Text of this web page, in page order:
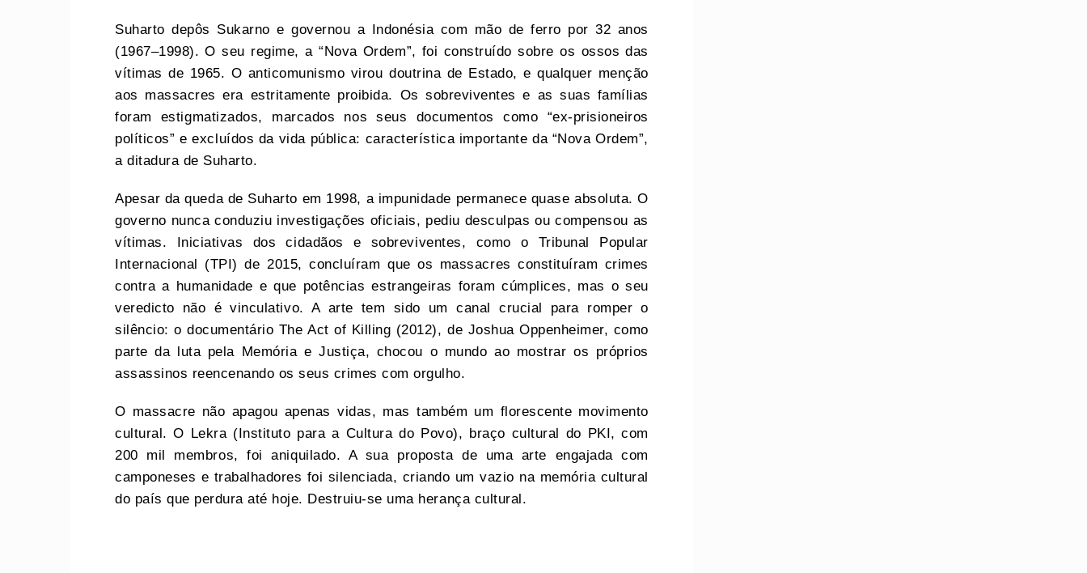
Suharto depôs Sukarno e governou a Indonésia com mão de ferro por 32 anos
(1967–1998). O seu regime, a “Nova Ordem”, foi construído sobre os ossos das
vítimas de 1965. O anticomunismo virou doutrina de Estado, e qualquer menção
aos massacres era estritamente proibida. Os sobreviventes e as suas famílias
foram estigmatizados, marcados nos seus documentos como “ex-prisioneiros
políticos” e excluídos da vida pública: característica importante da “Nova Ordem”,
a ditadura de Suharto.
Apesar da queda de Suharto em 1998, a impunidade permanece quase absoluta. O
governo nunca conduziu investigações oficiais, pediu desculpas ou compensou as
vítimas. Iniciativas dos cidadãos e sobreviventes, como o Tribunal Popular
Internacional (TPI) de 2015, concluíram que os massacres constituíram crimes
contra a humanidade e que potências estrangeiras foram cúmplices, mas o seu
veredicto não é vinculativo. A arte tem sido um canal crucial para romper o
silêncio: o documentário The Act of Killing (2012), de Joshua Oppenheimer, como
parte da luta pela Memória e Justiça, chocou o mundo ao mostrar os próprios
assassinos reencenando os seus crimes com orgulho.
O massacre não apagou apenas vidas, mas também um florescente movimento
cultural. O Lekra (Instituto para a Cultura do Povo), braço cultural do PKI, com
200 mil membros, foi aniquilado. A sua proposta de uma arte engajada com
camponeses e trabalhadores foi silenciada, criando um vazio na memória cultural
do país que perdura até hoje. Destruiu-se uma herança cultural.